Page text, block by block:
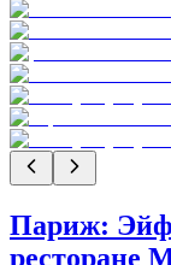
Париж:
ресторане